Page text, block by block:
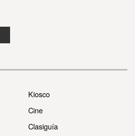
Kiosco
Cine
Clasiguía